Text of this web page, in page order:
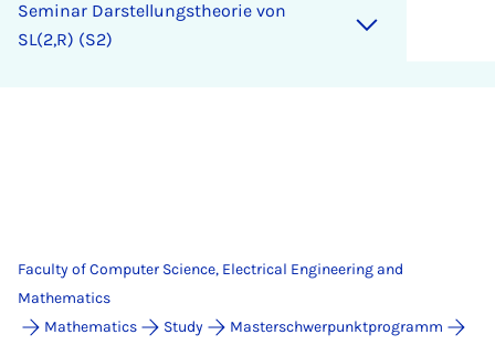
Seminar Darstellungstheorie von
SL(2,R) (S2)
Faculty of Computer Science, Electrical Engineering and
Mathematics
Mathematics
Study
Masterschwerpunktprogramm